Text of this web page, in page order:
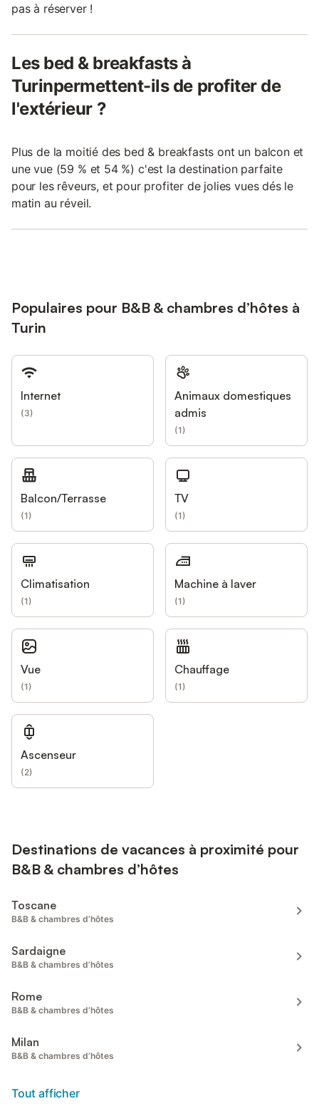
pas à réserver !
Les bed & breakfasts à
Turinpermettent-ils de profiter de
l'extérieur ?
Plus de la moitié des bed & breakfasts ont un balcon et
une vue (59 % et 54 %) c'est la destination parfaite
pour les rêveurs, et pour profiter de jolies vues dés le
matin au réveil.
Populaires pour B&B & chambres d’hôtes à
Turin
Internet
(3)
Animaux domestiques
admis
(1)
Balcon/Terrasse
(1)
TV
(1)
Climatisation
(1)
Machine à laver
(1)
Vue
(1)
Chauffage
(1)
Ascenseur
(2)
Destinations de vacances à proximité pour
B&B & chambres d’hôtes
Toscane
B&B & chambres d’hôtes
Sardaigne
B&B & chambres d’hôtes
Rome
B&B & chambres d’hôtes
Milan
B&B & chambres d’hôtes
Tout afficher